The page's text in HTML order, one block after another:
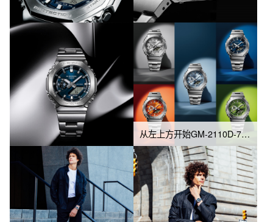
从左上方开始GM-2110D-7A、GM-2110D-4A、GM-2110D-2A、GM-2110D-2B、GM-2110D-3A